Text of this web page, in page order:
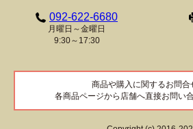
092-622-6680
月曜日～金曜日
9:30～17:30
商品や購入に関するお問合
各商品ページから店舗へ直接お問い